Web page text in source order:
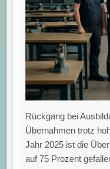
Rückgang bei
Übernahmen trotz
Jahr 2025 ist die
auf 75 Prozent